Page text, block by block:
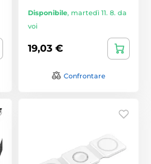
Disponibile, martedì 11. 8. da
voi
19,03 €
Confrontare